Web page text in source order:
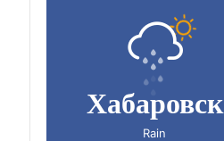
Хабаровск
Rain